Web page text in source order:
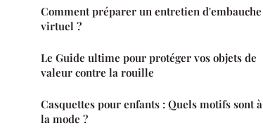
Comment préparer un entretien d'embauche
virtuel ?
Le Guide ultime pour protéger vos objets de
valeur contre la rouille
Casquettes pour enfants : Quels motifs sont à
la mode ?